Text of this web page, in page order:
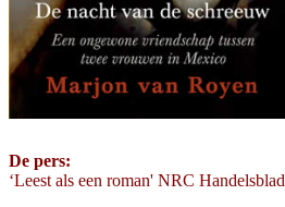
De pers:
‘Leest als een roman' NRC Handelsblad